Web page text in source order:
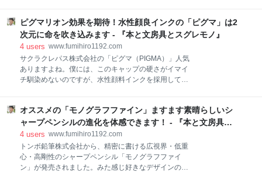
は好きなものを食べて良いと母親に言われていたの
で、すき焼きをリクエストしていました。寒い季節に
いただくすき焼きは最高です。 最後は、木軸のボール
ペン。プラスチック軸や金
さんは知名度高いですから。 創刊号も面白かったで
す。これからも買って読みますよ。 サブブログに書い
た渾身の記事 news.yahoo.co.jp 【保存版】手紙社の雑
誌「LETTERS（レターズ）」創刊！自分で作る可愛い
手帳構成のヒントが満載です（猪口フミヒロ） - エキ
スパート - Yahoo!ニュース こちらの記事は雰囲気が違
「紙とイラストレーション」をテーマにした、手紙社
の雑誌『LETTERS』を創刊！ 創刊号は三大特集で
す。 巻
ピグマリオン効果を期待！水性顔良インクの「ピグマ」は2
次元に命を吹き込みます - 『本と文房具とスグレモノ』
4 users www.fumihiro1192.com
サクラクレパス株式会社の「ピグマ（PIGMA）」人気
ありますよね。僕には、このキャップの硬さがイマイ
チ馴染めないのですが、水性顔料インクを採用してい
てしまいますからね。 今日は、この水性顔料サインペ
ンを色々分析しながら書いてみようと思います。せっ
かく購入してきたのですから、自由に書いてもバチは
当たらないでしょう。 サブブログに書いた渾身の記事
news.yahoo.co.jp 漫画を描く人は天才です 漫画を描い
て僕たちを楽しませてくれる人は、間違いなく天才で
オススメの「モノグラフファイン」ますます素晴らしいシ
ャープペンシルの進化を体感できます！ - 『本と文房具と
スグレモノ』
4 users www.fumihiro1192.com
トンボ鉛筆株式会社から、精密に書ける広視界・低重
心・高剛性のシャープペンシル「モノグラフファイ
ン」が発売されました。みた感じ好きなデザインのシ